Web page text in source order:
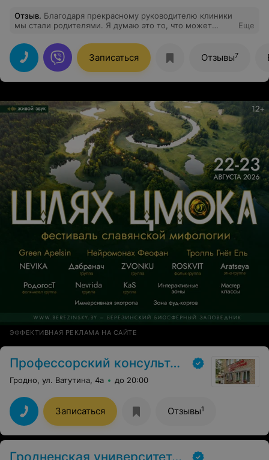
Отзыв. Благодаря прекрасному руководителю клиники
мы стали родителями. Я думаю это то, что может
Еще
Записаться Отзывы7
ЭФФЕКТИВНАЯ РЕКЛАМА НА САЙТЕ
Профессорский консультативный центр г. Гродно
Гродно, ул. Ватутина, 4а до 20:00
Записаться Отзывы1
Гродненская университетская клиника